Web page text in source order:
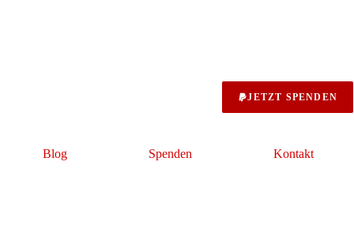
JETZT SPENDEN
Blog Spenden Kontakt